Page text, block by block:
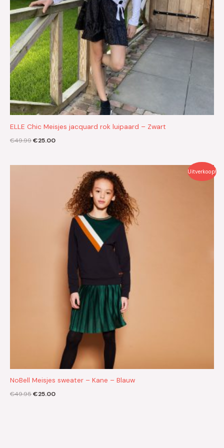
ELLE Chic Meisjes jacquard rok luipaard – Zwart
€49.99€25.00
Uitverkoop!
NoBell Meisjes sweater – Kane – Blauw
€49.95€25.00
€25.00.